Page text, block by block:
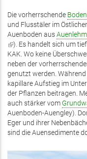
Die vorherrschende
und Flusstäler im
Auenboden ausAuenlehm
(Link
ist
extern)
). Es handelt sich um
KAK. Wo keine
neben der
genutzt werden.
kapillare Aufstieg im
der Pflanzen beitragen.
auch stärker vom
Auenboden-Auengley).
Eger und ihrer
sind die Auensedimente